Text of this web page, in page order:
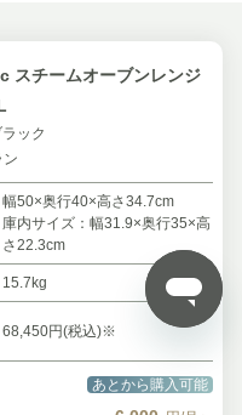
スチームオーブンレンジ
ック
ン
幅50×奥行40×高さ34.7cm
庫内サイズ：幅31.9×奥行35×高
さ22.3cm
15.7kg
68,450円(税込)※
あとから購入可能